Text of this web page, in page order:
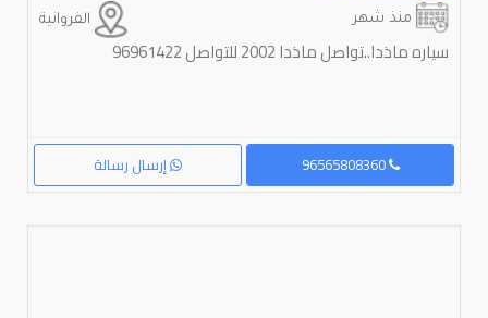
الفروانية منذ شهر
سياره ماذدا..تواصل ماذدا 2002 للتواصل 96961422
إرسال رسالة 96565808360